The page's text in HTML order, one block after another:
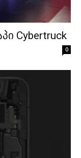
Cybertruck
0